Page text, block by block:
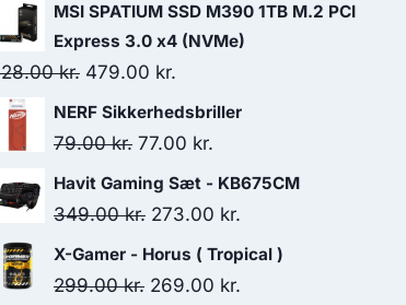
MSI SPATIUM SSD M390 1TB M.2 PCI
Express 3.0 x4 (NVMe)
kr. Original
price
was:
479.00 kr.
price
is:
NERF Sikkerhedsbriller
79.00kr. Original
price
was:
77.00 kr.
price
is:
Havit Gaming Sæt - KB675CM
349.00kr. Original
price
was:
273.00 kr.
price
X-Gamer - Horus ( Tropical )
299.00kr. Original
269.00 kr.